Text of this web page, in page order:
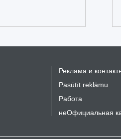
Реклама и
Pasūtīt reklāmu
Работа
неОфициальная